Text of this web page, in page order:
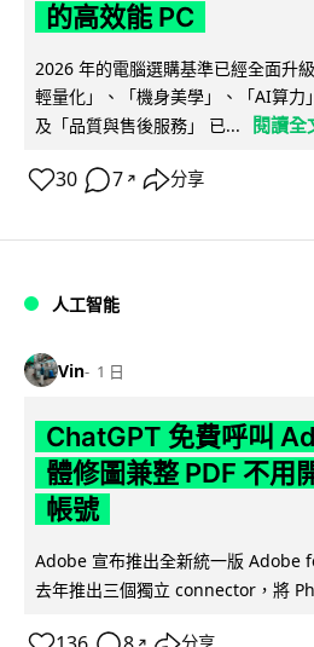
的高效能 PC
2026 年的電腦選購基準已經全面升
輕量化」、「機身美學」、「AI算力
及「品質與售後服務」 已...
閱讀全
30 7 ↗ 分享
人工智能
Vin 1 日
ChatGPT 免費呼叫
體修圖兼整 PDF 不用
帳號
Adobe 宣布推出全新統一版 Adobe
去年推出三個獨立 connector，將
↗